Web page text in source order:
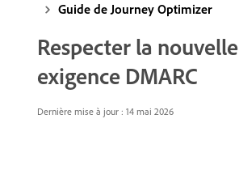
Guide de Journey Optimizer
Respecter la nouvelle
exigence DMARC
Dernière mise à jour : 14 mai 2026